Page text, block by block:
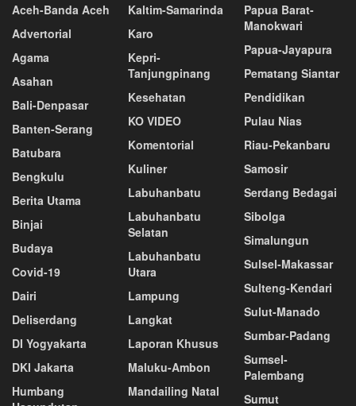
Aceh-Banda Aceh
Advertorial
Agama
Asahan
Bali-Denpasar
Banten-Serang
Batubara
Bengkulu
Berita Utama
Binjai
Budaya
Covid-19
Dairi
Deliserdang
DI Yogyakarta
DKI Jakarta
Humbang
Kaltim-Samarinda
Karo
Kepri-
Tanjungpinang
Kesehatan
KO VIDEO
Komentorial
Kuliner
Labuhanbatu
Labuhanbatu
Selatan
Labuhanbatu
Utara
Lampung
Langkat
Laporan Khusus
Maluku-Ambon
Mandailing Natal
Papua Barat-
Manokwari
Papua-Jayapura
Pematang Siantar
Pendidikan
Pulau Nias
Riau-Pekanbaru
Samosir
Serdang Bedagai
Sibolga
Simalungun
Sulsel-Makassar
Sulteng-Kendari
Sulut-Manado
Sumbar-Padang
Sumsel-
Palembang
Sumut